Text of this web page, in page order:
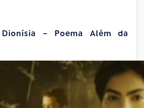
Dionísia – Poema Além da